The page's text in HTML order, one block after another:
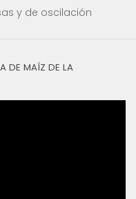
y de oscilación
DE MAÍZ DE LA